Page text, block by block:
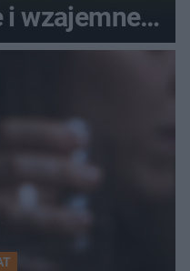
i wzajemne
Peak